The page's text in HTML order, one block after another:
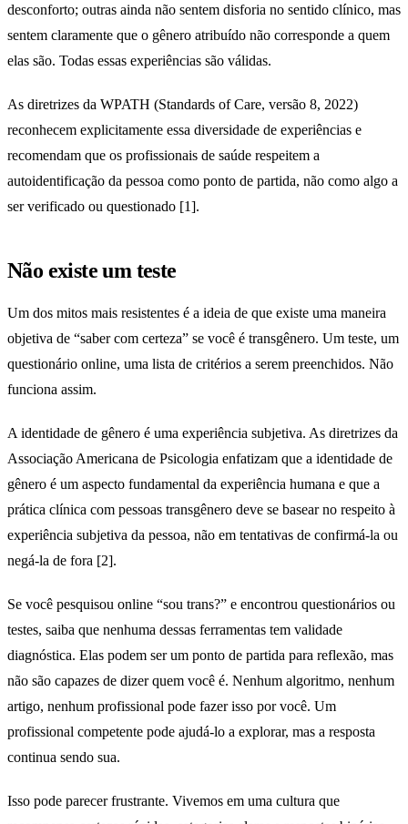
desconforto; outras ainda não sentem disforia no sentido clínico, mas
sentem claramente que o gênero atribuído não corresponde a quem
elas são. Todas essas experiências são válidas.
As diretrizes da WPATH (Standards of Care, versão 8, 2022)
reconhecem explicitamente essa diversidade de experiências e
recomendam que os profissionais de saúde respeitem a
autoidentificação da pessoa como ponto de partida, não como algo a
ser verificado ou questionado [1].
Não existe um teste
Um dos mitos mais resistentes é a ideia de que existe uma maneira
objetiva de “saber com certeza” se você é transgênero. Um teste, um
questionário online, uma lista de critérios a serem preenchidos. Não
funciona assim.
A identidade de gênero é uma experiência subjetiva. As diretrizes da
Associação Americana de Psicologia enfatizam que a identidade de
gênero é um aspecto fundamental da experiência humana e que a
prática clínica com pessoas transgênero deve se basear no respeito à
experiência subjetiva da pessoa, não em tentativas de confirmá-la ou
negá-la de fora [2].
Se você pesquisou online “sou trans?” e encontrou questionários ou
testes, saiba que nenhuma dessas ferramentas tem validade
diagnóstica. Elas podem ser um ponto de partida para reflexão, mas
não são capazes de dizer quem você é. Nenhum algoritmo, nenhum
artigo, nenhum profissional pode fazer isso por você. Um
profissional competente pode ajudá-lo a explorar, mas a resposta
continua sendo sua.
Isso pode parecer frustrante. Vivemos em uma cultura que